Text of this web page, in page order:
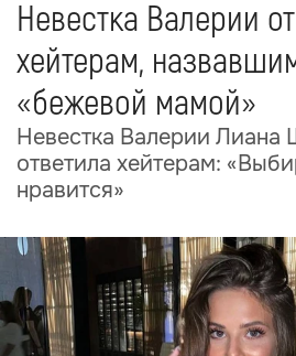
Невестка Валерии
хейтерам,
«бежевой мамой»
Невестка Валерии Лиана
ответила хейтерам:
нравится»